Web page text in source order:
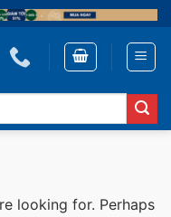
looking for. Perhaps